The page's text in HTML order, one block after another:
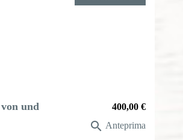
und
Prezzo
400,00 €
 Anteprima